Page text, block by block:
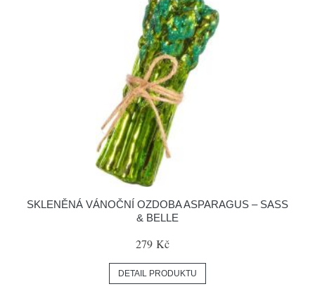
SKLENĚNÁ VÁNOČNÍ OZDOBA ASPARAGUS – SASS
& BELLE
279 Kč
DETAIL PRODUKTU